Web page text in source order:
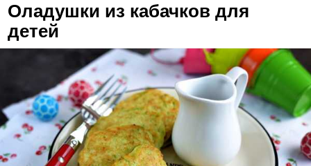
Оладушки из кабачков для
детей